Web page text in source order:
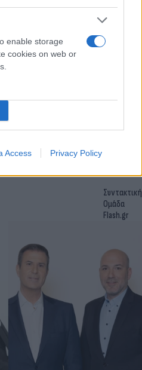
enable storage
cookies on web or
Access Privacy Policy
πια μόνη! Όσα
Συντακτική
Ομάδα
Flash.gr